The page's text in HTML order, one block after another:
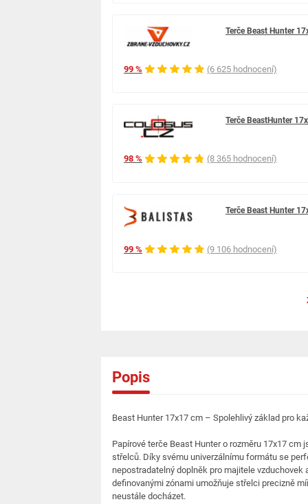
99 % (6 625 hodnocení)
Terče Beast Hunter
98 % (8 365 hodnocení)
Terče BeastHunter
99 % (9 106 hodnocení)
Terče Beast Hunter
Popis
Beast Hunter 17x17 cm – Spolehlivý základ pro
Papírové terče Beast Hunter o rozměru 17x17
střelců. Díky svému univerzálnímu formátu se
nepostradatelný doplněk pro majitele
definovanými zónami umožňuje střelci precizně
neustále docházet.